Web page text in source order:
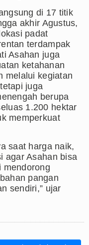
di 17 titik
akhir Agustus,
padat
terdampak
Asahan juga
ketahanan
melalui kegiatan
juga
berupa
1.200 hektar
memperkuat
saat harga naik,
agar Asahan bisa
mendorong
pangan
sendiri,” ujar